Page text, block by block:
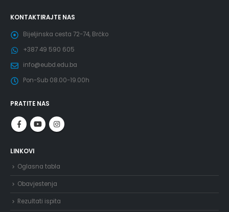
KONTAKTIRAJTE NAS
Bijeljinska cesta 72-74, Brčko
+387 49 590 605
info@eubd.edu.ba
Pon-Sub 08.00-19.00h
PRATITE NAS
LINKOVI
Oglasna tabla
Obavjestenja
Rezultati ispita